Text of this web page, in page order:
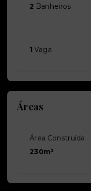
2 Banheiros
1 Vaga
Áreas
Área Construída:
230m²